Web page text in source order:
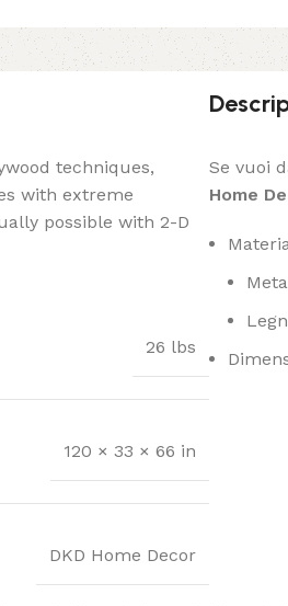
techniques,
with extreme
possible with 2-D
26 lbs
120 × 33 × 66 in
DKD Home Decor
Se vuoi
Home